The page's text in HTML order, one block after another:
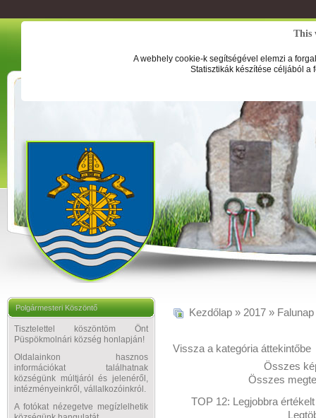
This
A webhely cookie-k segítségével elemzi a
Statisztikák készítése céljából a
Polgármesteri Köszöntő
Tisztelettel köszöntöm Önt
Püspökmolnári község honlapján!
Oldalainkon hasznos
információkat találhatnak
községünk múltjáról és jelenéről,
intézményeinkről, vállalkozóinkról.
A fotókat nézegetve megízlelhetik
Kezdőlap » 2017 »
Vissza a kategória áttekintőbe
Összes
Összes
TOP 12: Legjobbra értékelt